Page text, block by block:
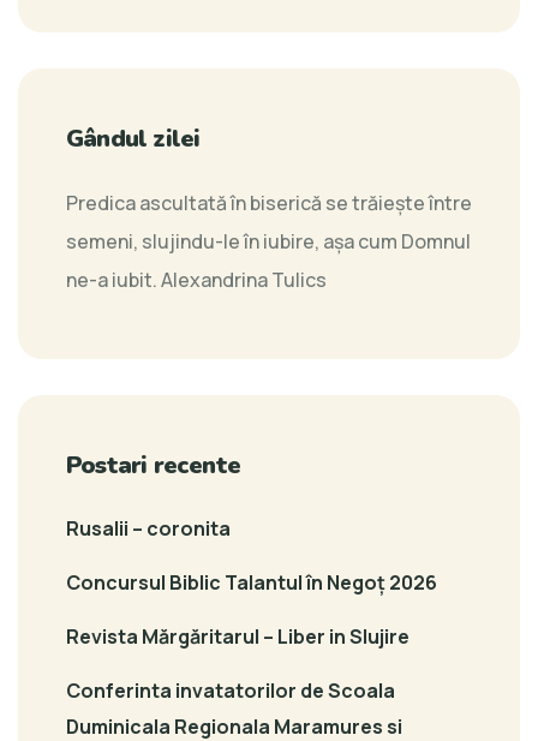
Gândul zilei
Predica ascultată în biserică se trăiește între
semeni, slujindu-le în iubire, așa cum Domnul
ne-a iubit.Alexandrina Tulics
Postari recente
Rusalii – coronita
Concursul Biblic Talantul în Negoț 2026
Revista Mărgăritarul – Liber in Slujire
Conferinta invatatorilor de Scoala
Duminicala Regionala Maramures si